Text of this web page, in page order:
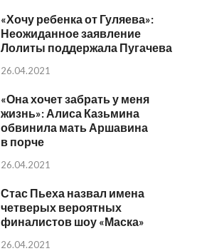
«Хочу ребенка от Гуляева»:
Неожиданное заявление
Лолиты поддержала Пугачева
26.04.2021
«Она хочет забрать у меня
жизнь»: Алиса Казьмина
обвинила мать Аршавина
в порче
26.04.2021
Стас Пьеха назвал имена
четверых вероятных
финалистов шоу «Маска»
26.04.2021